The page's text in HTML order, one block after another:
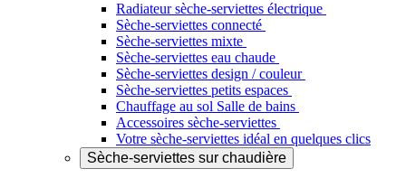
Radiateur sèche-serviettes électrique
Sèche-serviettes connecté
Sèche-serviettes mixte
Sèche-serviettes eau chaude
Sèche-serviettes design / couleur
Sèche-serviettes petits espaces
Chauffage au sol Salle de bains
Accessoires sèche-serviettes
Votre sèche-serviettes idéal en quelques clics
Sèche-serviettes sur chaudière